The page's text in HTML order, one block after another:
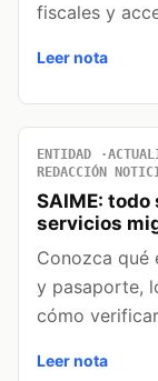
fiscales y
Leer nota
ENTIDAD
REDACCIÓN
SAIME:
servicios
Conozca qué
y pasaporte,
cómo
Leer nota